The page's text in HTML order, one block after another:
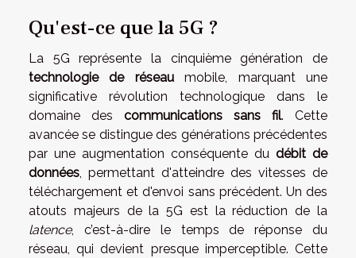
Qu'est-ce que la 5G ?
La 5G représente la cinquième génération de
technologie de réseaumobile, marquant une
significative révolution technologique dans le
domaine des communications sans fil. Cette
avancée se distingue des générations précédentes
par une augmentation conséquente du débit de
données, permettant d'atteindre des vitesses de
téléchargement et d'envoi sans précédent. Un des
atouts majeurs de la 5G est la réduction de la
latence, c’est-à-dire le temps de réponse du
réseau, qui devient presque imperceptible. Cette